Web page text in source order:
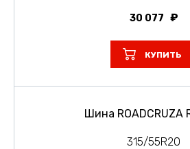
30 077
КУПИТЬ
Шина ROADCRUZA
315/55R20